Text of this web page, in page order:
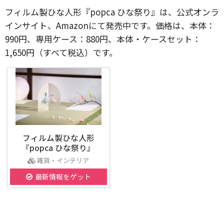
フィルム製ひな人形『popca ひな祭り』は、公式オンラ
インサイト、Amazonにて発売中です。価格は、本体：
990円、専用ケース：880円、本体・ケースセット：
1,650円（すべて税込）です。
フィルム製ひな人形
『popca ひな祭り』
雑貨・インテリア
最新情報をゲット